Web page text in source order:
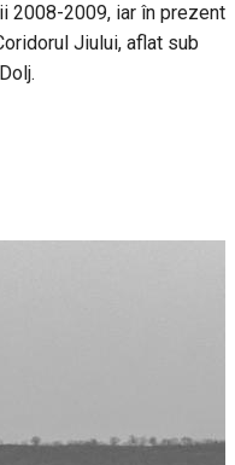
2008-2009, iar în prezent
Jiului, aflat sub